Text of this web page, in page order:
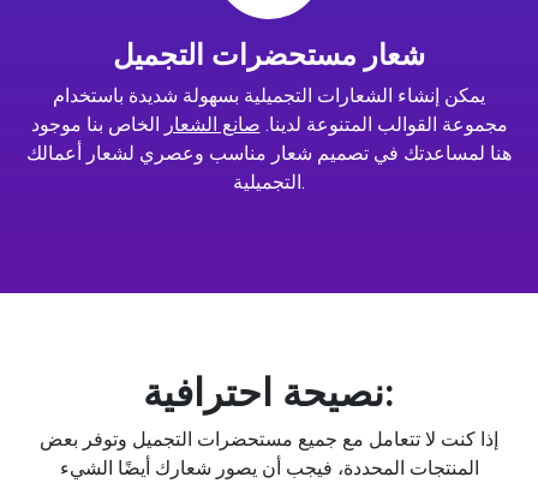
شعار مستحضرات التجميل
يمكن إنشاء الشعارات التجميلية بسهولة شديدة باستخدام
مجموعة القوالب المتنوعة لدينا. صانع الشعار الخاص بنا موجود
هنا لمساعدتك في تصميم شعار مناسب وعصري لشعار أعمالك
التجميلية.
نصيحة احترافية:
إذا كنت لا تتعامل مع جميع مستحضرات التجميل وتوفر بعض
المنتجات المحددة، فيجب أن يصور شعارك أيضًا الشيء